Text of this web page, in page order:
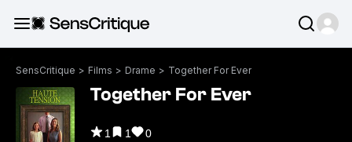
SensCritique > Films > Drame > Together For Ever
Together For Ever
1 1 0